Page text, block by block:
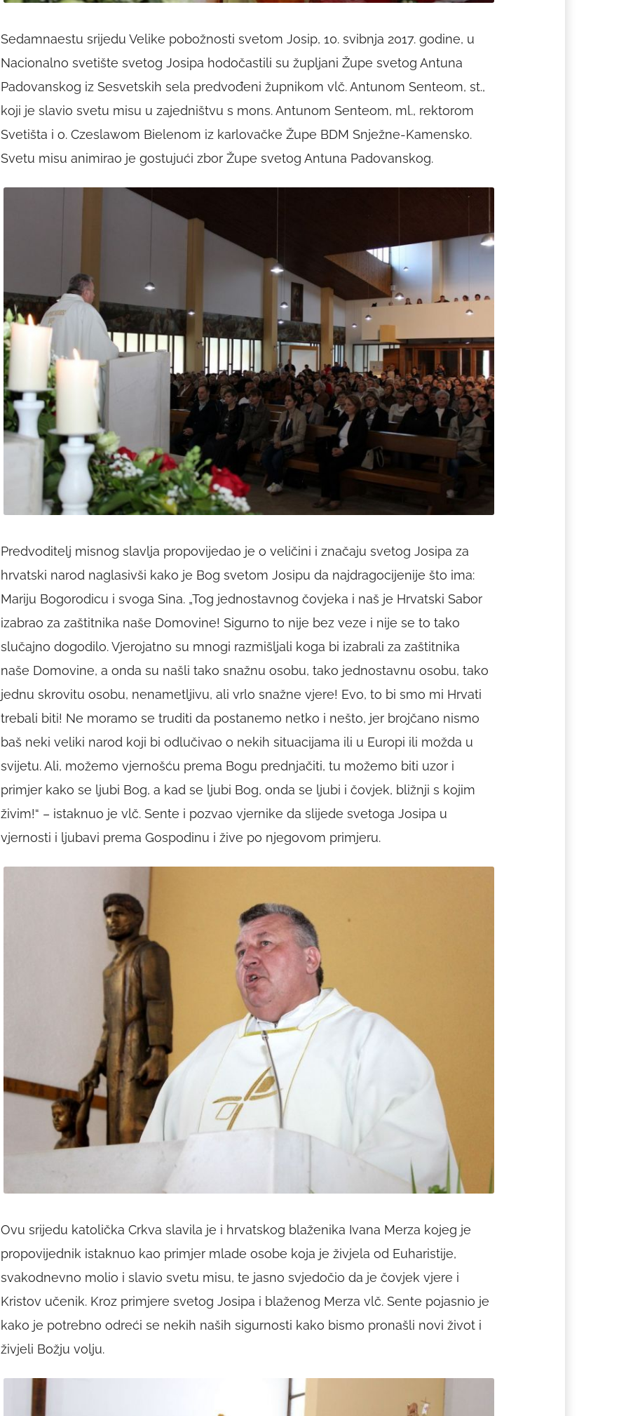
Sedamnaestu srijedu Velike pobožnosti svetom Josip, 10. svibnja 2017. godine, u
Nacionalno svetište svetog Josipa hodočastili su župljani Župe svetog Antuna
Padovanskog iz Sesvetskih sela predvođeni župnikom vlč. Antunom Senteom, st.,
koji je slavio svetu misu u zajedništvu s mons. Antunom Senteom, ml., rektorom
Svetišta i o. Czeslawom Bielenom iz karlovačke Župe BDM Snježne-Kamensko.
Svetu misu animirao je gostujući zbor Župe svetog Antuna Padovanskog.
Predvoditelj misnog slavlja propovijedao je o veličini i značaju svetog Josipa za
hrvatski narod naglasivši kako je Bog svetom Josipu da najdragocijenije što ima:
Mariju Bogorodicu i svoga Sina. „Tog jednostavnog čovjeka i naš je Hrvatski Sabor
izabrao za zaštitnika naše Domovine! Sigurno to nije bez veze i nije se to tako
slučajno dogodilo. Vjerojatno su mnogi razmišljali koga bi izabrali za zaštitnika
naše Domovine, a onda su našli tako snažnu osobu, tako jednostavnu osobu, tako
jednu skrovitu osobu, nenametljivu, ali vrlo snažne vjere! Evo, to bi smo mi Hrvati
trebali biti! Ne moramo se truditi da postanemo netko i nešto, jer brojčano nismo
baš neki veliki narod koji bi odlučivao o nekih situacijama ili u Europi ili možda u
svijetu. Ali, možemo vjernošću prema Bogu prednjačiti, tu možemo biti uzor i
primjer kako se ljubi Bog, a kad se ljubi Bog, onda se ljubi i čovjek, bližnji s kojim
živim!“ – istaknuo je vlč. Sente i pozvao vjernike da slijede svetoga Josipa u
vjernosti i ljubavi prema Gospodinu i žive po njegovom primjeru.
Ovu srijedu katolička Crkva slavila je i hrvatskog blaženika Ivana Merza kojeg je
propovijednik istaknuo kao primjer mlade osobe koja je živjela od Euharistije,
svakodnevno molio i slavio svetu misu, te jasno svjedočio da je čovjek vjere i
Kristov učenik. Kroz primjere svetog Josipa i blaženog Merza vlč. Sente pojasnio je
kako je potrebno odreći se nekih naših sigurnosti kako bismo pronašli novi život i
živjeli Božju volju.